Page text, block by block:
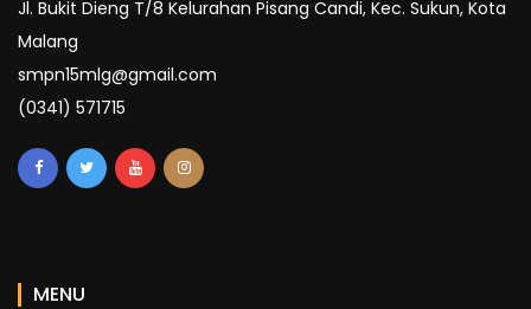
Jl. Bukit Dieng T/8 Kelurahan Pisang Candi, Kec. Sukun, Kota
Malang
smpn15mlg@gmail.com
(0341) 571715
MENU